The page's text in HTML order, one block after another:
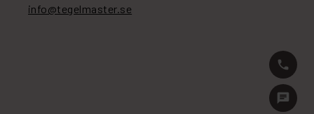
info@tegelmaster.se
phone
chat